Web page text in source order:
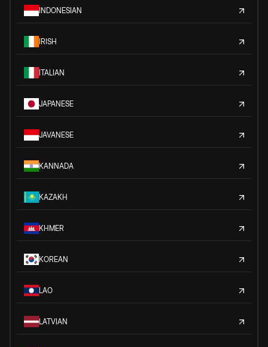
INDONESIAN
IRISH
ITALIAN
JAPANESE
JAVANESE
KANNADA
KAZAKH
KHMER
KOREAN
LAO
LATVIAN